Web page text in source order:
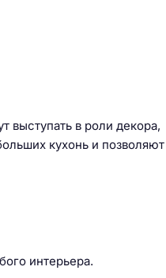
выступать в роли декора,
кухонь и позволяют
интерьера.